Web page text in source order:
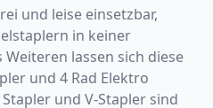
und leise einsetzbar,
in keiner
lassen sich diese
und 4 Rad Elektro
und V-Stapler sind